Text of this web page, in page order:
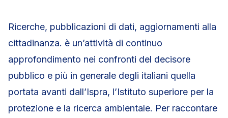
Ricerche, pubblicazioni di dati, aggiornamenti alla
cittadinanza. è un’attività di continuo
approfondimento nei confronti del decisore
pubblico e più in generale degli italiani quella
portata avanti dall’Ispra, l’Istituto superiore per la
protezione e la ricerca ambientale. Per raccontare